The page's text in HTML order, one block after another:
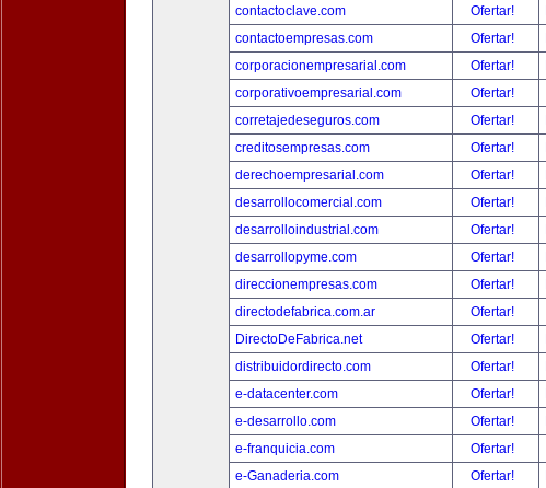
contactoclave.com
Ofertar!
contactoempresas.com
Ofertar!
corporacionempresarial.com
Ofertar!
corporativoempresarial.com
Ofertar!
corretajedeseguros.com
Ofertar!
creditosempresas.com
Ofertar!
derechoempresarial.com
Ofertar!
desarrollocomercial.com
Ofertar!
desarrolloindustrial.com
Ofertar!
desarrollopyme.com
Ofertar!
direccionempresas.com
Ofertar!
directodefabrica.com.ar
Ofertar!
DirectoDeFabrica.net
Ofertar!
distribuidordirecto.com
Ofertar!
e-datacenter.com
Ofertar!
e-desarrollo.com
Ofertar!
e-franquicia.com
Ofertar!
e-Ganaderia.com
Ofertar!